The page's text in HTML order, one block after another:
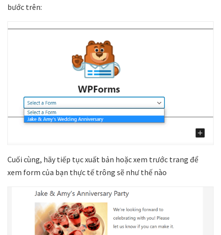
bước trên:
Cuối cùng, hãy tiếp tục xuất bản hoặc xem trước trang để
xem form của bạn thực tế trông sẽ như thế nào